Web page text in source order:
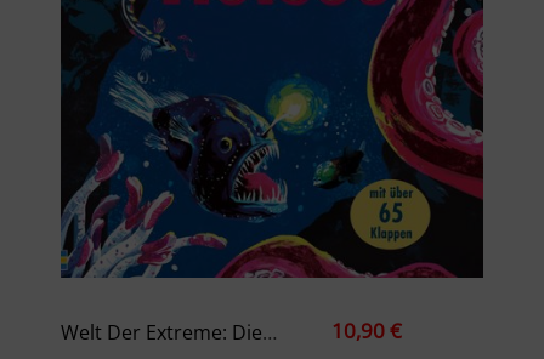
Welt Der Extreme: Die Tiefsee 10,90 €